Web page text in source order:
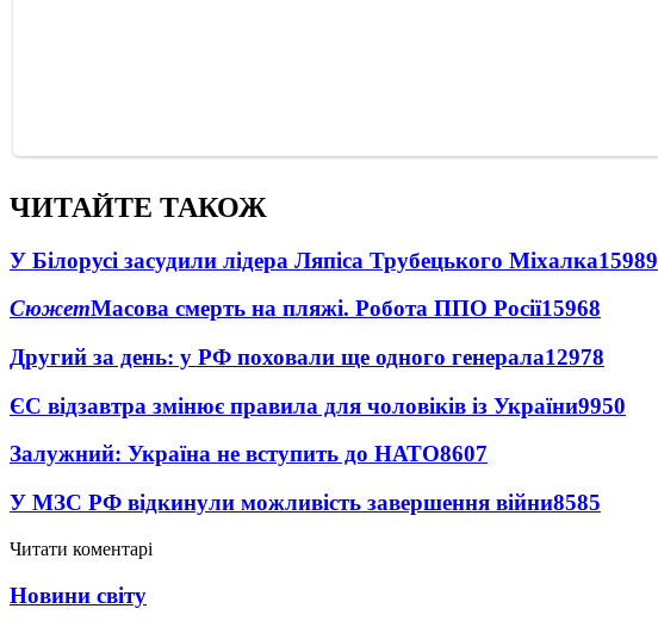
ЧИТАЙТЕ ТАКОЖ
У Білорусі засудили лідера Ляпіса Трубецького Міхалка15989
СюжетМасова смерть на пляжі. Робота ППО Росії15968
Другий за день: у РФ поховали ще одного генерала12978
ЄС відзавтра змінює правила для чоловіків із України9950
Залужний: Україна не вступить до НАТО8607
У МЗС РФ відкинули можливість завершення війни8585
Читати коментарі
Новини світу